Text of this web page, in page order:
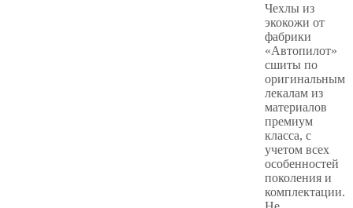
Чехлы из
экокожи от
фабрики
«Автопилот»
сшиты по
оригинальным
лекалам из
материалов
премиум
класса, с
учетом всех
особенностей
поколения и
комплектации.